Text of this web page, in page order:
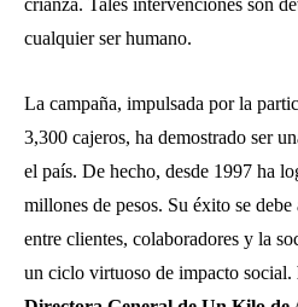
cualquier ser humano.
La campaña, impulsada por la
3,300 cajeros, ha demostrado ser
el país. De hecho, desde 1997 ha
millones de pesos. Su éxito se
entre clientes, colaboradores y la
un ciclo virtuoso de impacto social.